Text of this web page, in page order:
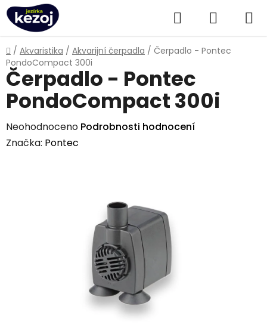
Přejít
na
obsah
Hledat
KOŠÍK
Domů
/ Akvaristika / Akvarijní čerpadla / Čerpadlo - Pontec
PondoCompact 300i
Čerpadlo - Pontec
PondoCompact 300i
Průměrné
hodnocení
Neohodnoceno Podrobnosti hodnocení
Značka: Pontec